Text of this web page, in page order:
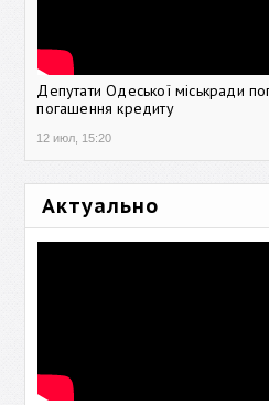
Депутати Одеської міськради
погашення кредиту
12 июл, 15:20
Актуально